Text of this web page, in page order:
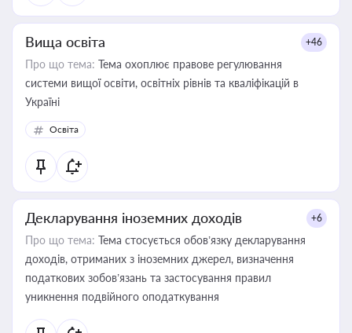
Вища освіта +46
Про що тема: Тема охоплює правове регулювання
системи вищої освіти, освітніх рівнів та кваліфікацій в
Україні
Освіта
Декларування іноземних доходів +6
Про що тема: Тема стосується обов’язку декларування
доходів, отриманих з іноземних джерел, визначення
податкових зобов’язань та застосування правил
уникнення подвійного оподаткування